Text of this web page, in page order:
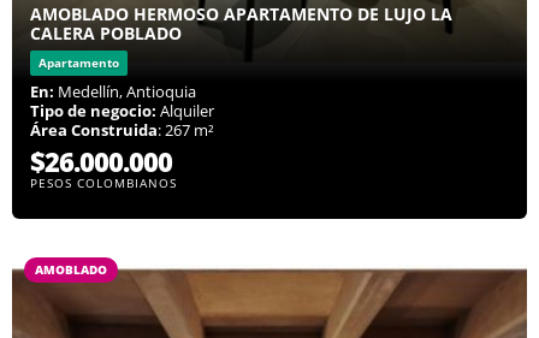
AMOBLADO HERMOSO APARTAMENTO DE LUJO LA
CALERA POBLADO
Apartamento
En: Medellín, Antioquia
Tipo de negocio: Alquiler
Área Construida: 267 m²
$26.000.000
PESOS COLOMBIANOS
AMOBLADO